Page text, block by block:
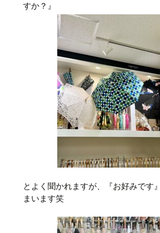
すか？』
とよく聞かれますが、『お好みです
まいます笑